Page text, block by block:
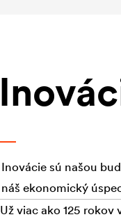
Inovácie sú našou
náš ekonomický
Už viac ako 125